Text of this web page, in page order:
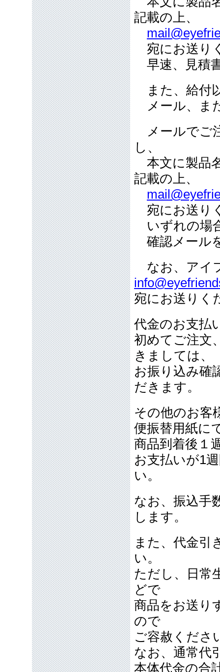
記載の上、
宛にお送り
早速、見積
また、給付
メール、ま
メールでご
し、
本文に製品
記載の上、
宛にお送り
いずれの場
確認メール
なお、アイ
宛にお送りく
代金のお支払
初めてご注文
きましては、
お振り込み確
だきます。
その他のお客
便振替用紙に
商品到着後１
お支払いが1
い。
なお、振込手
します。
また、代金引
い。
ただし、日常
どで
商品をお送り
ので
ご容赦くださ
なお、通常代
本体代金の合